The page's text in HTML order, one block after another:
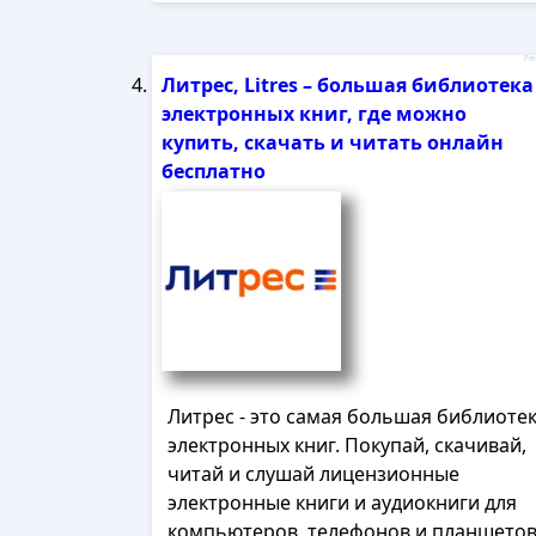
Литрес, Litres – большая библиотека
электронных книг, где можно
купить, скачать и читать онлайн
бесплатно
Литрес - это самая большая
электронных книг. Покупай, скачивай,
читай и слушай лицензионные
электронные книги и аудиокниги для